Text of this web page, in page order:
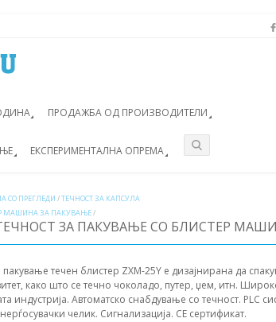
ПРОДАЖБА ОД ПРОИЗВОДИТЕЛИ
ЕКСПЕРИМЕНТАЛНА ОПРЕМА
СО ПРЕГЛЕДИ /ТЕЧНОСТ ЗА КАПСУЛА
МАШИНА ЗА ПАКУВАЊЕ/
ТЕЧНОСТ ЗА ПАКУВАЊЕ СО БЛИСТЕР
течен блистер ZXM-25Y е дизајнирана да
како што се течно чоколадо, путер, џем, итн.
индустрија. Автоматско снабдување со течност. PLC
челик. Сигнализација. СЕ сертификат.